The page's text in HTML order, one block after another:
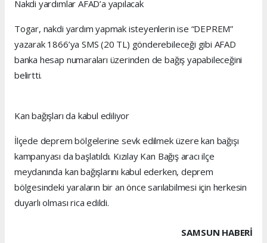
Nakdi yardımlar AFAD’a yapılacak
Togar, nakdi yardım yapmak isteyenlerin ise “DEPREM”
yazarak 1866’ya SMS (20 TL) gönderebileceği gibi AFAD
banka hesap numaraları üzerinden de bağış yapabileceğini
belirtti.
Kan bağışları da kabul ediliyor
İlçede deprem bölgelerine sevk edilmek üzere kan bağışı
kampanyası da başlatıldı. Kızılay Kan Bağış aracı ilçe
meydanında kan bağışlarını kabul ederken, deprem
bölgesindeki yaraların bir an önce sarılabilmesi için herkesin
duyarlı olması rica edildi.
SAMSUN HABERİ